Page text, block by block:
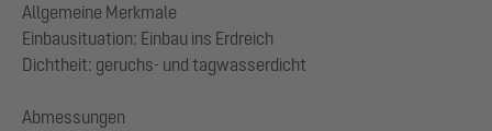
Allgemeine Merkmale
Einbausituation: Einbau ins Erdreich
Dichtheit: geruchs- und tagwasserdicht
Abmessungen